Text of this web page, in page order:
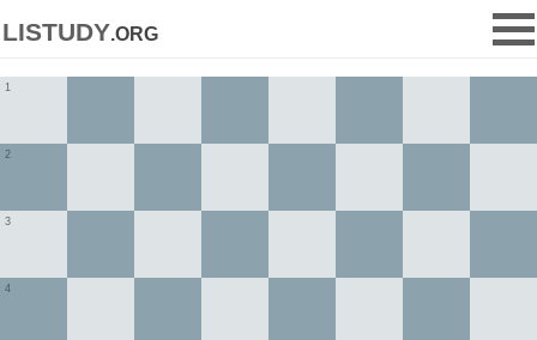
listudy.org
1
2
3
4